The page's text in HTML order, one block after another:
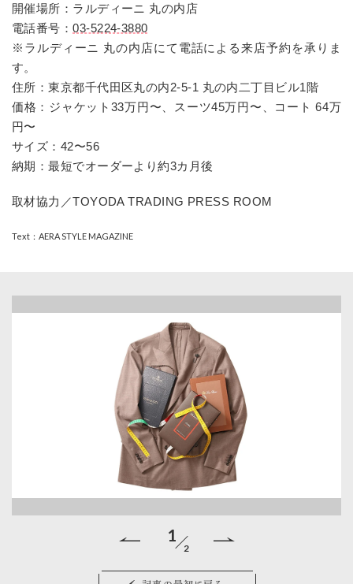
開催場所：ラルディーニ 丸の内店
電話番号：03-5224-3880
※ラルディーニ 丸の内店にて電話による来店予約を承りま
す。
住所：東京都千代田区丸の内2-5-1 丸の内二丁目ビル1階
価格：ジャケット33万円〜、スーツ45万円〜、コート 64万
円〜
サイズ：42〜56
納期：最短でオーダーより約3カ月後
取材協力／TOYODA TRADING PRESS ROOM
Text：AERA STYLE MAGAZINE
1
2